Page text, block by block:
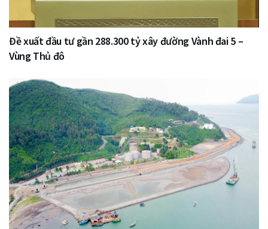
Đề xuất đầu tư gần 288.300 tỷ xây đường Vành đai 5 –
Vùng Thủ đô